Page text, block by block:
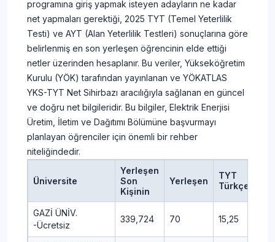
programına giriş yapmak isteyen adayların ne kadar
net yapmaları gerektiği, 2025 TYT (Temel Yeterlilik
Testi) ve AYT (Alan Yeterlilik Testleri) sonuçlarına göre
belirlenmiş en son yerleşen öğrencinin elde ettiği
netler üzerinden hesaplanır. Bu veriler, Yükseköğretim
Kurulu (YÖK) tarafından yayınlanan ve YÖKATLAS
YKS-TYT Net Sihirbazı aracılığıyla sağlanan en güncel
ve doğru net bilgileridir. Bu bilgiler, Elektrik Enerjisi
Üretim, İletim ve Dağıtımı Bölümüne başvurmayı
planlayan öğrenciler için önemli bir rehber
niteliğindedir.
Üniversite
Yerleşen
Son
Kişinin
Yerleşen
TYT
Türkçe
GAZİ ÜNİV.
-Ücretsiz
339,724 70 15,25